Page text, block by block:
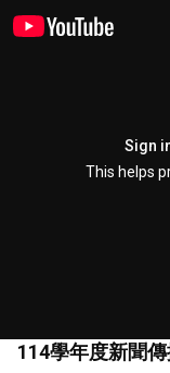
Sign
This helps
114學年度新聞